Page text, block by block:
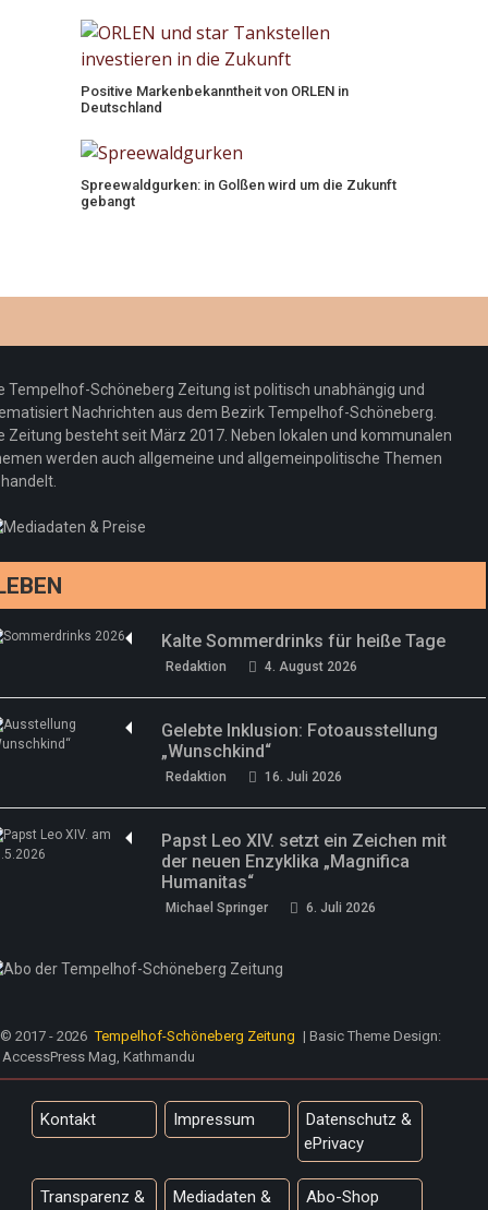
Positive Markenbekanntheit von ORLEN in
Deutschland
Spreewaldgurken: in Golßen wird um die Zukunft
gebangt
Tempelhof-Schöneberg Zeitung ist politisch unabhängig und
Nachrichten aus dem Bezirk Tempelhof-Schöneberg.
Zeitung besteht seit März 2017. Neben lokalen und kommunalen
werden auch allgemeine und allgemeinpolitische Themen
Kalte Sommerdrinks für heiße Tage
Redaktion 4. August 2026
Gelebte Inklusion: Fotoausstellung
„Wunschkind“
Redaktion 16. Juli 2026
Papst Leo XIV. setzt ein Zeichen mit
der neuen Enzyklika „Magnifica
Humanitas“
Michael Springer 6. Juli 2026
© 2017 - 2026 Tempelhof-Schöneberg Zeitung | Basic Theme Design:
AccessPress Mag, Kathmandu
Kontakt Impressum
Datenschutz &
ePrivacy
Transparenz & Mediadaten & Abo-Shop